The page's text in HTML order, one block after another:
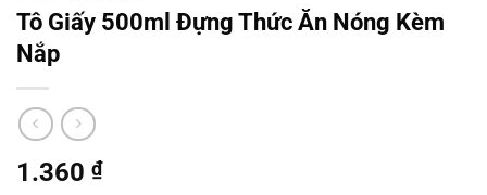
Tô Giấy 500ml Đựng Thức Ăn Nóng Kèm
Nắp
1.360 ₫